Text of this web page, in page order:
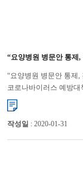
“요양병원 병문안 통제
“요양병원 병문안 통제,
코로나바이러스 예방
간병인을 14일간 업무
작성일 : 2020-01-31